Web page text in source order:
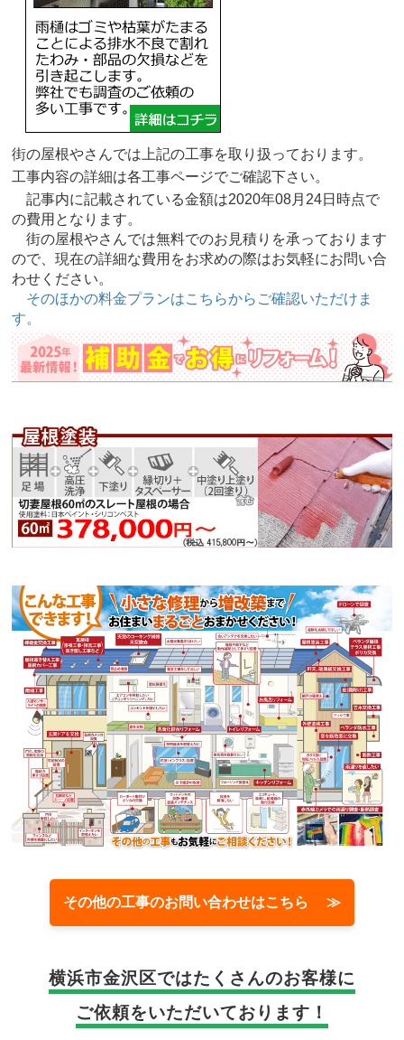
街の屋根やさんでは上記の工事を取り扱っております。
工事内容の詳細は各工事ページでご確認下さい。
記事内に記載されている金額は2020年08月24日時点で
の費用となります。
街の屋根やさんでは無料でのお見積りを承っております
ので、現在の詳細な費用をお求めの際はお気軽にお問い合
わせください。
そのほかの料金プランはこちらからご確認いただけま
す。
その他の工事のお問い合わせはこちら ≫
横浜市金沢区ではたくさんのお客様に
ご依頼をいただいております！